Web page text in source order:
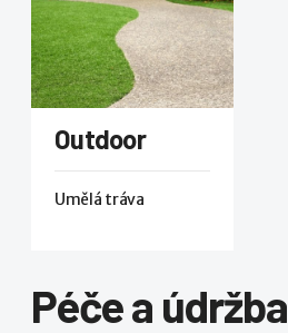
Outdoor
Umělá tráva
Péče a údržba